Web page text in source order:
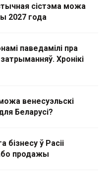
сістэма можа
2027 года
паведамілі пра
Хронікі
венесуэльскі
Беларусі?
бізнесу ў Расіі
продажы